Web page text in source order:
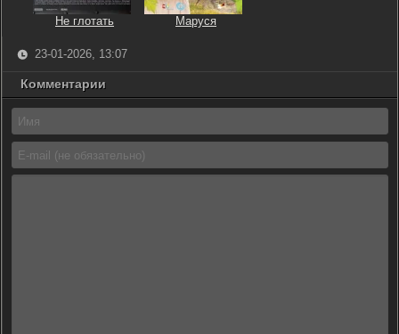
Не глотать Маруся
23-01-2026, 13:07
Комментарии